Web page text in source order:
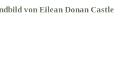
von Eilean Donan Castle